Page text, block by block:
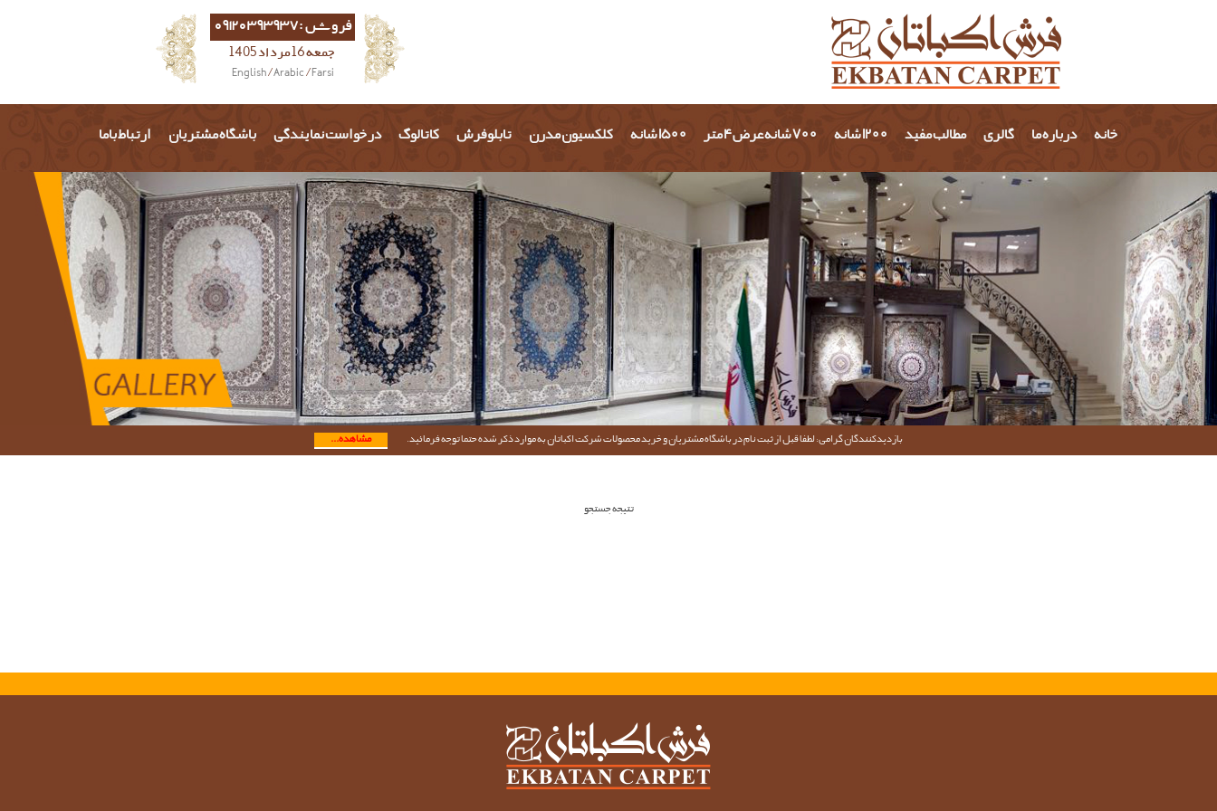
فروش :09120393937
جمعه 16 مرداد 1405
English/ Arabic / Farsi
خانه درباره ما گالری مطالب مفید 1200 شانه 700 شانه عرض 4 متر 1500 شانه کلکسیون مدرن تابلو فرش کاتالوگ درخواست نمایندگی باشگاه مشتریان ارتباط باما
بازدیدکنندگان گرامی؛ لطفا قبل از ثبت نام در باشگاه مشتریان و خرید محصولات شرکت اکباتان به موارد ذکر شده حتما توجه فرمائید. مشاهده...
تتیجه جستجو